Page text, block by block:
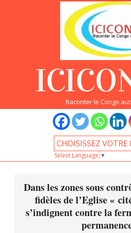
Raconter le Congo
CHOISISSEZ VOTRE
Select Language ▼
MenuDans les zones sous
fidèles de l’Eglise «
s’indignent contre la